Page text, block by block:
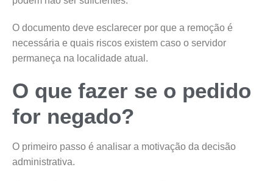
O documento deve esclarecer por que a remoção é
necessária e quais riscos existem caso o servidor
permaneça na localidade atual.
O que fazer se o pedido
for negado?
O primeiro passo é analisar a motivação da decisão
administrativa.